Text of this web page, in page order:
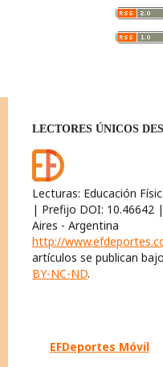
LECTORES ÚNICOS
Lecturas: Educación
| Prefijo DOI: 10.46642
Aires - Argentina
http://
artículos se publican
BY-NC-ND.
EFDeportes Móvil